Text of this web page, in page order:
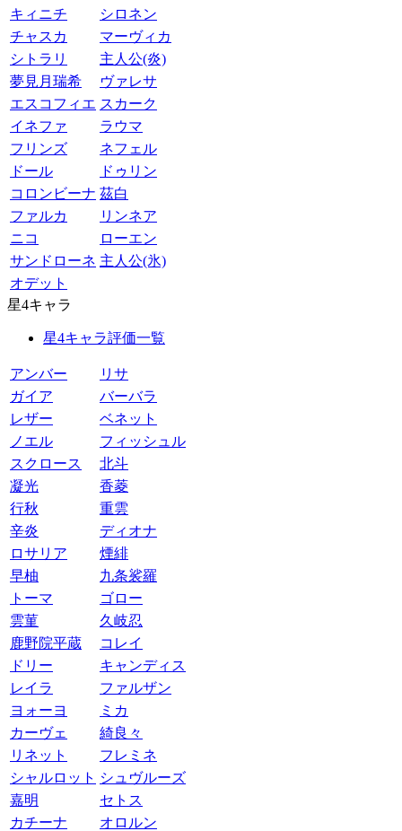
キィニチ
シロネン
チャスカ
マーヴィカ
シトラリ
主人公(炎)
夢見月瑞希
ヴァレサ
エスコフィエ スカーク
イネファ
ラウマ
フリンズ
ネフェル
ドール
ドゥリン
コロンビーナ 茲白
ファルカ
リンネア
ニコ
ローエン
サンドローネ 主人公(氷)
オデット
星4キャラ
星4キャラ評価一覧
アンバー
リサ
ガイア
バーバラ
レザー
ベネット
ノエル
フィッシュル
スクロース
北斗
凝光
香菱
行秋
重雲
辛炎
ディオナ
ロサリア
煙緋
早柚
九条裟羅
トーマ
ゴロー
雲菫
久岐忍
鹿野院平蔵
コレイ
ドリー
キャンディス
レイラ
ファルザン
ヨォーヨ
ミカ
カーヴェ
綺良々
リネット
フレミネ
シャルロット シュヴルーズ
嘉明
セトス
カチーナ
オロルン